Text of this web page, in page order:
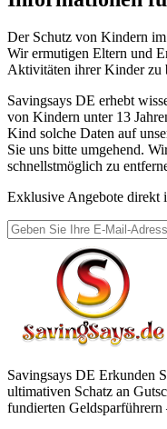
Der Schutz von Kindern
Wir ermutigen Eltern und
Aktivitäten ihrer Kinder zu
Savingsays DE erhebt
von Kindern unter 13
Kind solche Daten auf
Sie uns bitte umgehend.
schnellstmöglich zu
Exklusive Angebote direkt
Savingsays DE Erkunden
ultimativen Schatz an
fundierten Geldsparführern